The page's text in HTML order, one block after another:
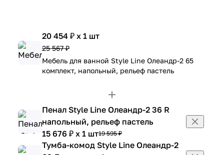
20 454 ₽ x 1 шт
25 567 ₽
Мебель для ванной Style Line Олеандр-2 65
комплект, напольный, рельеф пастель
Пенал Style Line Олеандр-2 36 R
напольный, рельеф пастель
15 676 ₽ x 1 шт19 595 ₽
Тумба-комод Style Line Олеандр-2